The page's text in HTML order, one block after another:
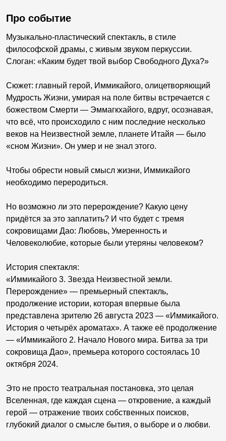
Про событие
Музыкально-пластический спектакль, в стиле
философской драмы, с живым звуком перкуссии.
Слоган: «Каким будет твой выбор Свободного Духа?»
Сюжет: главный герой, Иммикайого, олицетворяющий
Мудрость Жизни, умирая на поле битвы встречается с
божеством Смерти — Эммагкхайого, вдруг, осознавая,
что всё, что происходило с ним последние несколько
веков на Неизвестной земле, планете Итайя — было
«сном Жизни». Он умер и не знал этого.
Чтобы обрести новый смысл жизни, Иммикайого
необходимо переродиться.
Но возможно ли это перерождение? Какую цену
придётся за это заплатить? И что будет с тремя
сокровищами Дао: Любовь, Умеренность и
Человеколюбие, которые были утеряны человеком?
История спектакля:
«Иммикайого 3. Звезда Неизвестной земли.
Перерождение» — премьерный спектакль,
продолжение истории, которая впервые была
представлена зрителю 26 августа 2023 — «Иммикайого.
История о четырёх ароматах». А также её продолжение
— «Иммикайого 2. Начало Нового мира. Битва за три
сокровища Дао», премьера которого состоялась 10
октября 2024.
Это не просто театральная постановка, это целая
Вселенная, где каждая сцена — откровение, а каждый
герой — отражение твоих собственных поисков,
глубокий диалог о смысле бытия, о выборе и о любви.